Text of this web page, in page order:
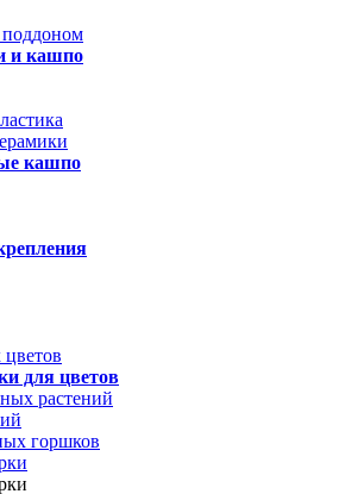
и кашпо
кашпо
для цветов
растений
горшков